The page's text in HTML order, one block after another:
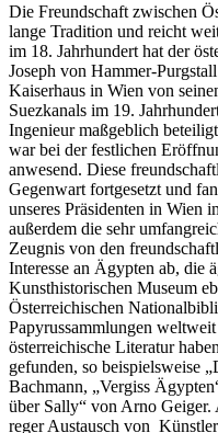
Die Freundschaft zwischen
lange Tradition und reicht
im 18. Jahrhundert hat der
Joseph von Hammer-
Kaiserhaus in Wien von
Suezkanals im 19.
Ingenieur maßgeblich
war bei der festlichen
anwesend. Diese
Gegenwart fortgesetzt und
unseres Präsidenten in Wien
außerdem die sehr
Zeugnis von den
Interesse an Ägypten ab, die
Kunsthistorischen Museum
Österreichischen
Papyrussammlungen
österreichische Literatur
gefunden, so beispielsweise
Bachmann, „Vergiss
über Sally“ von Arno Geiger.
reger Austausch von